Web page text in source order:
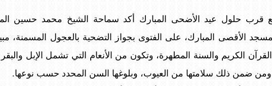
قرب حلول عيد الأضحى المبارك أكد سماحة الشيخ محمد حسين
الأقصى المبارك، على الفتوى بجواز التضحية بالعجول المسمنة،
الكريم والسنة المطهرة، وتكون من الأنعام التي تشمل الإبل
ومن ضمن ذلك سلامتها من العيوب، وبلوغها السن المحدد حسب نوعها.